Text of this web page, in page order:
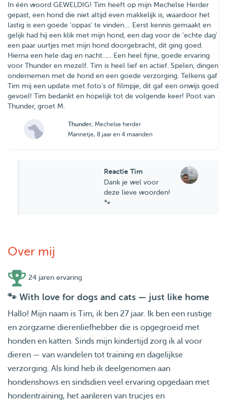
In één woord GEWELDIG! Tim heeft op mijn Mechelse Herder
gepast, een hond die niet altijd even makkelijk is, waardoor het
lastig is een goede 'oppas' te vinden.... Eerst kennis gemaakt en
gelijk had hij een klik met mijn hond, een dag voor de 'echte dag'
een paar uurtjes met mijn hond doorgebracht, dit ging goed.
Hierna een hele dag en nacht...... Een heel fijne, goede ervaring
voor Thunder en mezelf. Tim is heel lief en actief. Spelen, dingen
ondernemen met de hond en een goede verzorging. Telkens gaf
Tim mij een update met foto's of filmpje, dit gaf een onwijs goed
gevoel! Tim bedankt en hopelijk tot de volgende keer! Poot van
Thunder, groet M.
Thunder, Mechelse herder
Mannetje, 8 jaar en 4 maanden
Reactie Tim
Dank je wel voor
deze lieve woorden!
🐾
Over mij
24 jaren ervaring
🐾 With love for dogs and cats — just like home
Hallo! Mijn naam is Tim, ik ben 27 jaar. Ik ben een rustige
en zorgzame dierenliefhebber die is opgegroeid met
honden en katten. Sinds mijn kindertijd zorg ik al voor
dieren — van wandelen tot training en dagelijkse
verzorging. Als kind heb ik deelgenomen aan
hondenshows en sindsdien veel ervaring opgedaan met
hondentraining, het aanleren van trucjes en